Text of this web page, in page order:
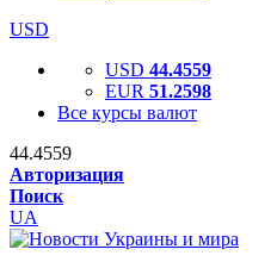
USD
USD 44.4559
EUR 51.2598
Все курсы валют
44.4559
Авторизация
Поиск
UA